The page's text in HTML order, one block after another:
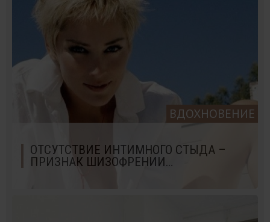
ВДОХНОВЕНИЕ
ОТСУТСТВИЕ ИНТИМНОГО СТЫДА –
ПРИЗНАК ШИЗОФРЕНИИ…